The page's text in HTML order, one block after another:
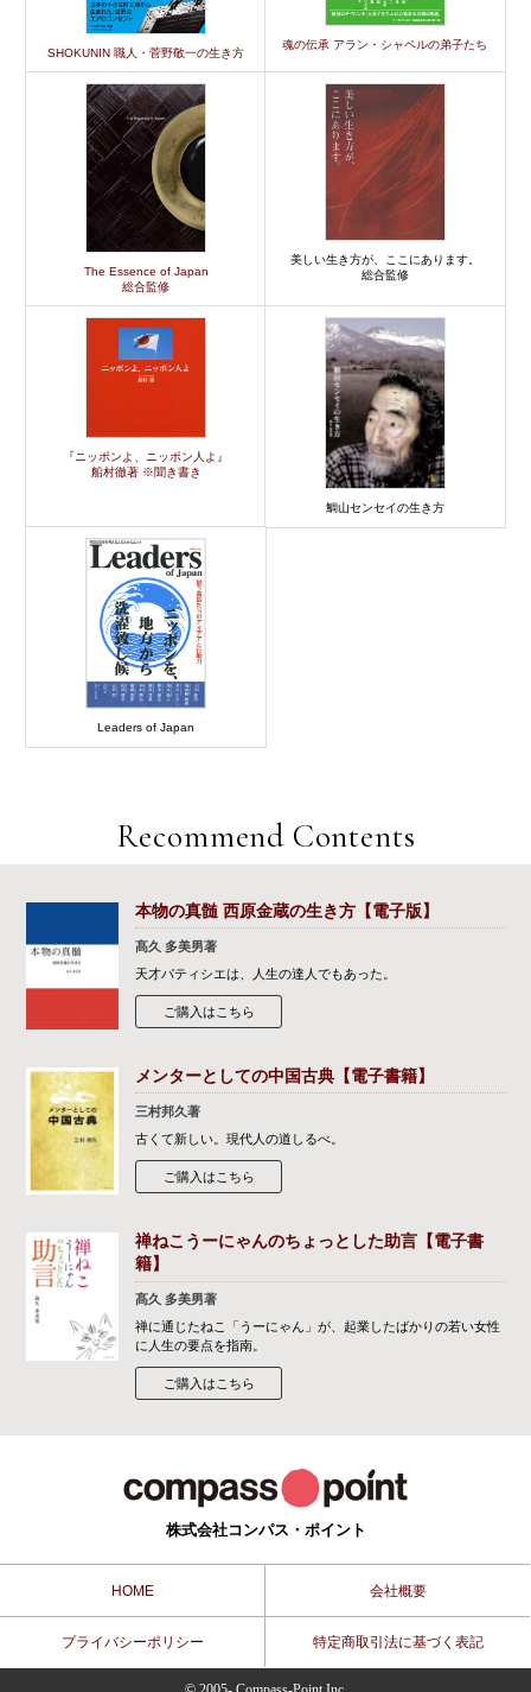
SHOKUNIN 職人・菅野敬一の生き方
魂の伝承 アラン・シャペルの弟子たち
The Essence of Japan
総合監修
美しい生き方が、ここにあります。
総合監修
『ニッポンよ、ニッポン人よ』
船村徹著 ※聞き書き
鯛山センセイの生き方
Leaders of Japan
Recommend Contents
本物の真髄 西原金蔵の生き方【電子版】
髙久 多美男著
天才パティシエは、人生の達人でもあった。
ご購入はこちら
メンターとしての中国古典【電子書籍】
三村邦久著
古くて新しい。現代人の道しるべ。
ご購入はこちら
禅ねこうーにゃんのちょっとした助言【電子書
籍】
髙久 多美男著
禅に通じたねこ「うーにゃん」が、起業したばかりの若い女性
に人生の要点を指南。
ご購入はこちら
株式会社コンパス・ポイント
HOME 会社概要
プライバシーポリシー 特定商取引法に基づく表記